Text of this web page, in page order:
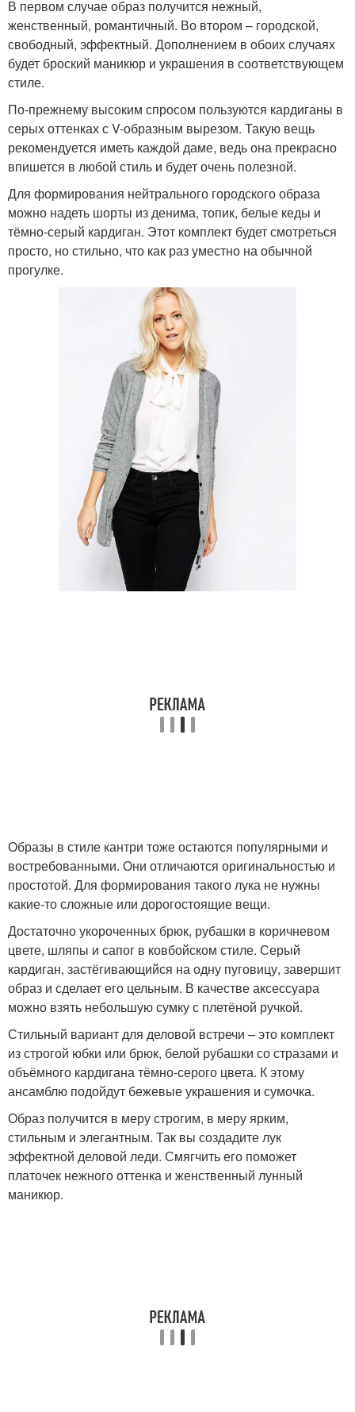
В первом случае образ получится нежный,
женственный, романтичный. Во втором – городской,
свободный, эффектный. Дополнением в обоих случаях
будет броский маникюр и украшения в соответствующем
стиле.
По-прежнему высоким спросом пользуются кардиганы в
серых оттенках с V-образным вырезом. Такую вещь
рекомендуется иметь каждой даме, ведь она прекрасно
впишется в любой стиль и будет очень полезной.
Для формирования нейтрального городского образа
можно надеть шорты из денима, топик, белые кеды и
тёмно-серый кардиган. Этот комплект будет смотреться
просто, но стильно, что как раз уместно на обычной
прогулке.
Образы в стиле кантри тоже остаются популярными и
востребованными. Они отличаются оригинальностью и
простотой. Для формирования такого лука не нужны
какие-то сложные или дорогостоящие вещи.
Достаточно укороченных брюк, рубашки в коричневом
цвете, шляпы и сапог в ковбойском стиле. Серый
кардиган, застёгивающийся на одну пуговицу, завершит
образ и сделает его цельным. В качестве аксессуара
можно взять небольшую сумку с плетёной ручкой.
Стильный вариант для деловой встречи – это комплект
из строгой юбки или брюк, белой рубашки со стразами и
объёмного кардигана тёмно-серого цвета. К этому
ансамблю подойдут бежевые украшения и сумочка.
Образ получится в меру строгим, в меру ярким,
стильным и элегантным. Так вы создадите лук
эффектной деловой леди. Смягчить его поможет
платочек нежного оттенка и женственный лунный
маникюр.